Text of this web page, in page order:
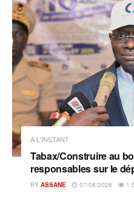
A L'INSTANT
Tabax/Construire au
responsables sur le
BY ASSANE 07/08/2026